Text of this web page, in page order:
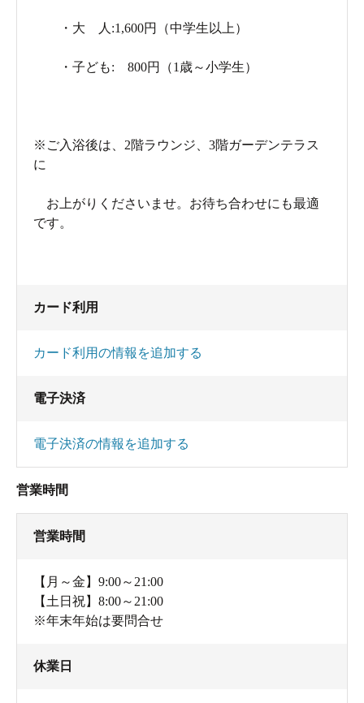
・大 人:1,600円（中学生以上）
・子ども: 800円（1歳～小学生）
※ご入浴後は、2階ラウンジ、3階ガーデンテラス
に
お上がりくださいませ。お待ち合わせにも最適
です。
カード利用
カード利用の情報を追加する
電子決済
電子決済の情報を追加する
営業時間
営業時間
【月～金】9:00～21:00
【土日祝】8:00～21:00
※年末年始は要問合せ
休業日